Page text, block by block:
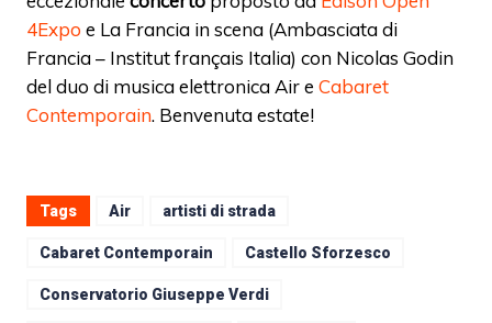
4Expo e La Francia in scena (Ambasciata di
Francia – Institut français Italia) con Nicolas Godin
del duo di musica elettronica Air e Cabaret
Contemporain. Benvenuta estate!
Tags Air artisti di strada
Cabaret Contemporain Castello Sforzesco
Conservatorio Giuseppe Verdi